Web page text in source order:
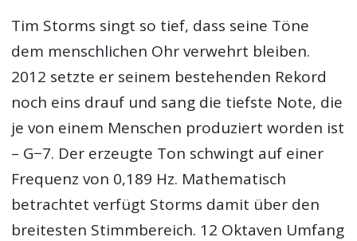
Tim Storms singt so tief, dass seine Töne
dem menschlichen Ohr verwehrt bleiben.
2012 setzte er seinem bestehenden Rekord
noch eins drauf und sang die tiefste Note, die
je von einem Menschen produziert worden ist
– G−7. Der erzeugte Ton schwingt auf einer
Frequenz von 0,189 Hz. Mathematisch
betrachtet verfügt Storms damit über den
breitesten Stimmbereich. 12 Oktaven Umfang